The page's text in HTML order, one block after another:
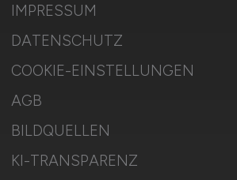
IMPRESSUM
DATENSCHUTZ
COOKIE-EINSTELLUNGEN
AGB
BILDQUELLEN
KI-TRANSPARENZ